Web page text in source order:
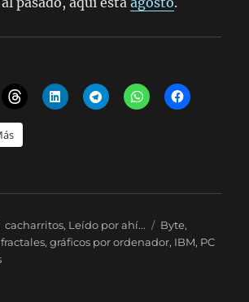
Categorías
cacharritos, Leído por ahí... Etiquetas
Byte,
fractales,gráficos por ordenador, IBM, PC
en